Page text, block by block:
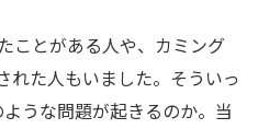
ことがある人や、カミング
れた人もいました。そういっ
うな問題が起きるのか。当